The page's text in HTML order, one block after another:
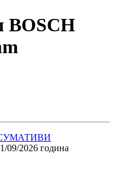
BOSCH
09/2026 година